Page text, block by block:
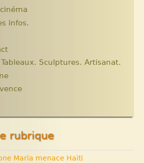
Août 2017
Juillet 2016
de lecture
infos.
Réflexions sur l’aide
articles
pauvreté. Victimes et
Autour d’Haïti.
Histoire et Vaudou.
Sculptures. Artisanat.
rubrique
Maria menace Haïti